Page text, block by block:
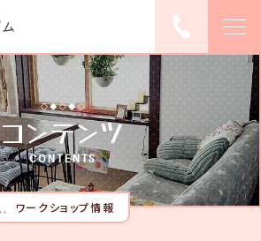
TOP
ピックアップ
にじいろリズムに
ついて
コンテンツ
CONTENTS
ワークショップ情報